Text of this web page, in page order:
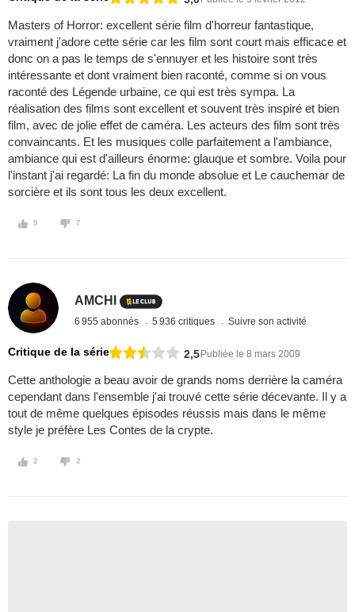
Masters of Horror: excellent série film d'horreur fantastique,
vraiment j'adore cette série car les film sont court mais efficace et
donc on a pas le temps de s'ennuyer et les histoire sont très
intéressante et dont vraiment bien raconté, comme si on vous
raconté des Légende urbaine, ce qui est très sympa. La
réalisation des films sont excellent et souvent très inspiré et bien
film, avec de jolie effet de caméra. Les acteurs des film sont très
convaincants. Et les musiques colle parfaitement a l'ambiance,
ambiance qui est d'ailleurs énorme: glauque et sombre. Voila pour
l'instant j'ai regardé: La fin du monde absolue et Le cauchemar de
sorcière et ils sont tous les deux excellent.
9 7
AMCHI
6 955 abonnés 5 936 critiques Suivre son activité
Critique de la série 2,5Publiée le 8 mars 2009
Cette anthologie a beau avoir de grands noms derrière la caméra
cependant dans l'ensemble j'ai trouvé cette série décevante. Il y a
tout de même quelques épisodes réussis mais dans le même
style je préfère Les Contes de la crypte.
2 2